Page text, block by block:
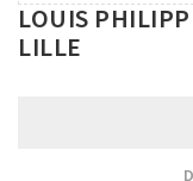
LOUIS
LILLE